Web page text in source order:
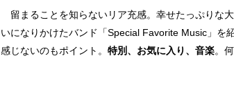
留まることを知らないリア充感。幸せたっぷりな
いになりかけたバンド「Special Favorite Music」を
感じないのもポイント。 特別、お気に入り、音楽。